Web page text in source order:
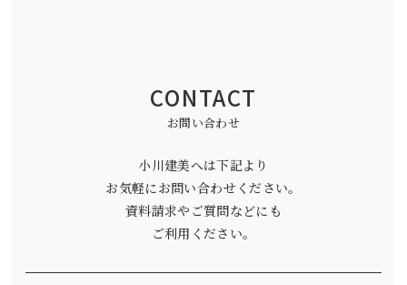
CONTACT
お問い合わせ
小川建美へは下記より
お気軽にお問い合わせください。
資料請求やご質問などにも
ご利用ください。